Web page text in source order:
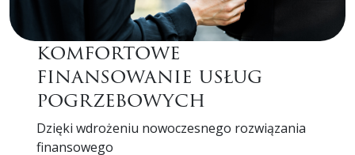
komfortowe
finansowanie usług
pogrzebowych
Dzięki wdrożeniu nowoczesnego rozwiązania
finansowego